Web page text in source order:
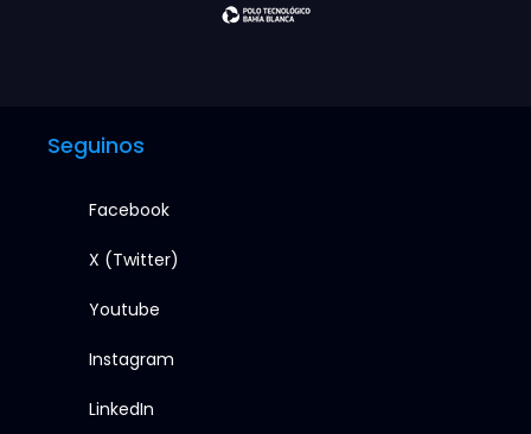
Seguinos
Facebook
X (Twitter)
Youtube
Instagram
LinkedIn